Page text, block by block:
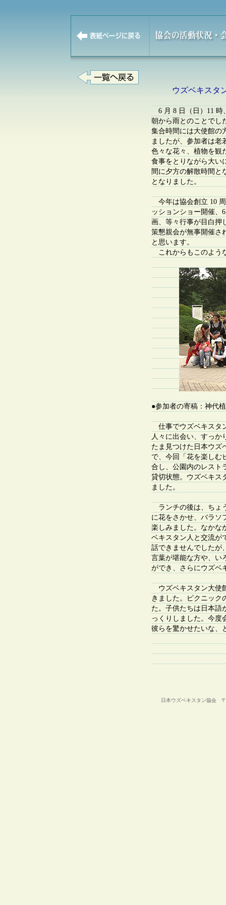
ウズベキスタ
6 月 8 日（日）11 時
朝から雨とのことでし
集合時間には大使館の
ましたが、参加者は老
色々な花々、植物を観
食事をとりながら大い
間に夕方の解散時間と
となりました。
今年は協会創立 10
ッションショー開催、
画、等々行事が目白押
策懇親会が無事開催さ
と思います。
これからもこのよう
●参加者の寄稿：神代
仕事でウズベキスタ
人々に出会い、すっか
たま見つけた日本ウズ
で、今回「花を楽しむ
合し、公園内のレスト
貸切状態。ウズベキス
ました。
ランチの後は、ちょ
に花をさかせ、バラソ
楽しみました。なかな
ベキスタン人と交流が
話できませんでしたが
言葉が堪能な方や、い
ができ、さらにウズ
ウズベキスタン大使
きました。ピクニック
た。子供たちは日本語
っくりしました。今度
彼らを驚かせたいな、
日本ウズベキスタン協会